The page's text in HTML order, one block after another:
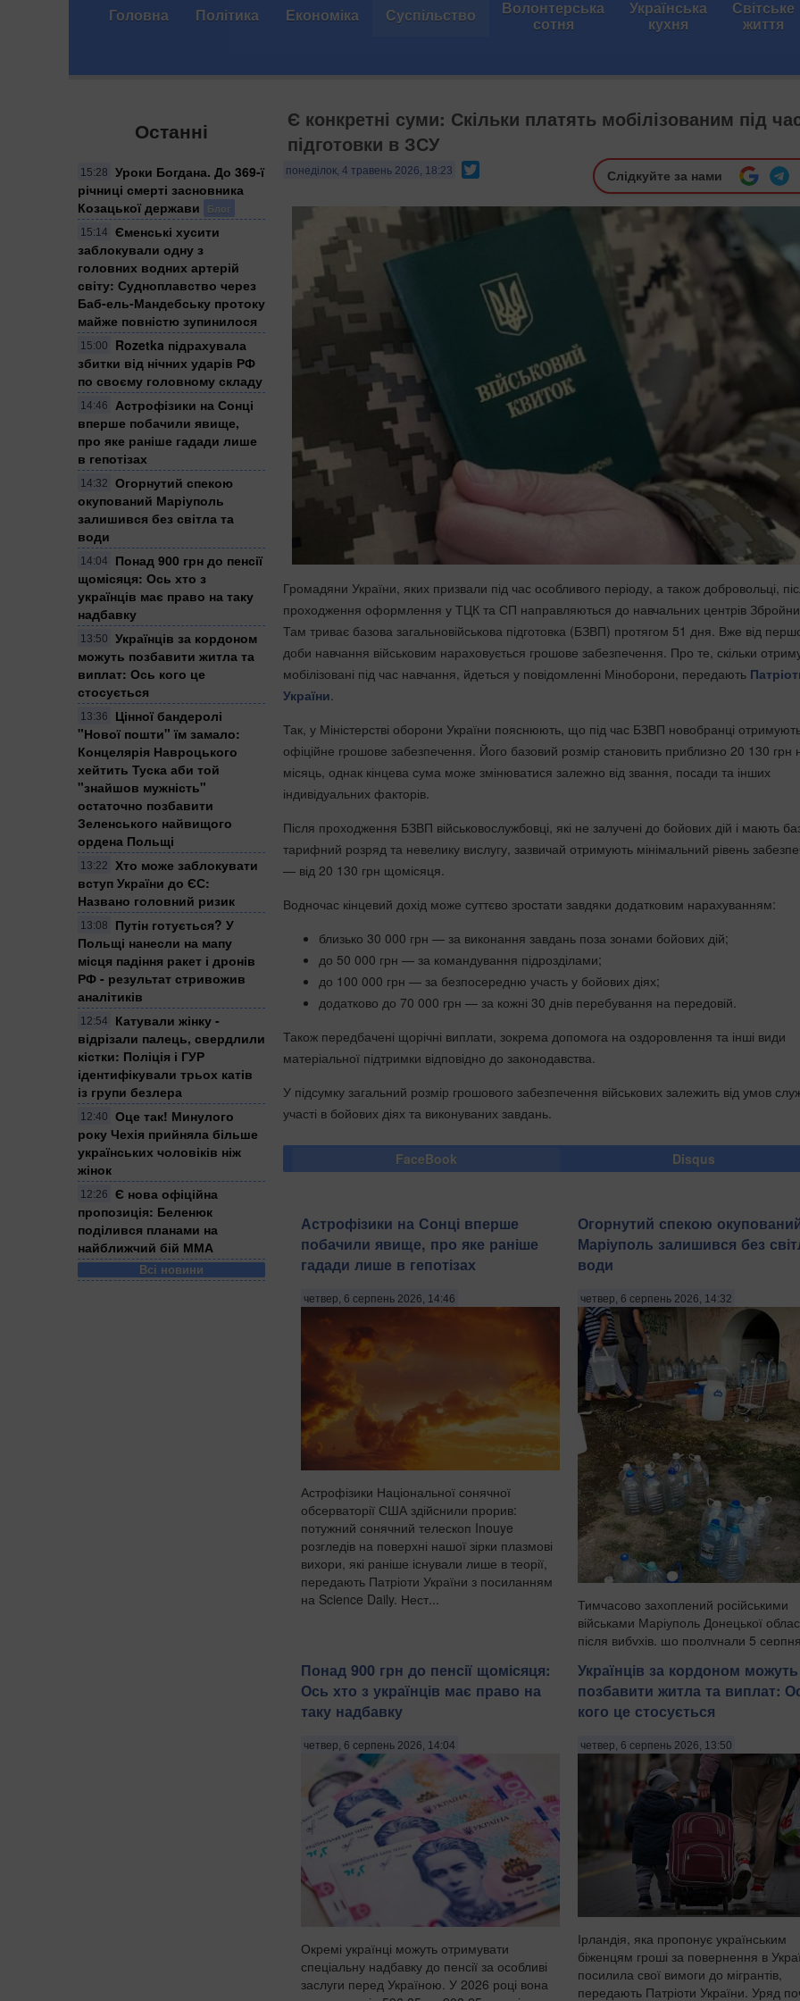
Головна Політика Економіка Суспільство Волонтерська
сотня
Українська
кухня
Світське
життя
Останні
15:28
Уроки Богдана. До 369-ї
річниці смерті засновника
Козацької держави
Блог
15:14
Єменські хусити
заблокували одну з
головних водних артерій
світу: Судноплавство через
Баб-ель-Мандебську протоку
майже повністю зупинилося
15:00
Rozetka підрахувала
збитки від нічних ударів РФ
по своєму головному складу
14:46
Астрофізики на Сонці
вперше побачили явище,
про яке раніше гадади лише
в гепотізах
14:32
Огорнутий спекою
окупований Маріуполь
залишився без світла та
води
14:04
Понад 900 грн до пенсії
щомісяця: Ось хто з
українців має право на таку
надбавку
13:50
Українців за кордоном
можуть позбавити житла та
виплат: Ось кого це
стосується
13:36
Цінної бандеролі
"Нової пошти" їм замало:
Концелярія Навроцького
хейтить Туска аби той
"знайшов мужність"
остаточно позбавити
Зеленського найвищого
ордена Польщі
13:22
Хто може заблокувати
вступ України до ЄС:
Названо головний ризик
13:08
Путін готується? У
Польщі нанесли на мапу
місця падіння ракет і дронів
РФ - результат стривожив
аналітиків
12:54
Катували жінку -
відрізали палець, свердлили
кістки: Поліція і ГУР
ідентифікували трьох катів
із групи безлера
12:40
Оце так! Минулого
року Чехія прийняла більше
українських чоловіків ніж
жінок
12:26
Є нова офіційна
пропозиція: Беленюк
поділився планами на
найближчий бій ММА
Всі новини
Є конкретні суми: Скільки платять мобілізованим під
підготовки в ЗСУ
понеділок, 4 травень 2026, 18:23 Слідкуйте за нами
Громадяни України, яких призвали під час особливого періоду, а також добровольці,
проходження оформлення у ТЦК та СП направляються до навчальних центрів
Там триває базова загальновійськова підготовка (БЗВП) протягом 51 дня. Вже від
доби навчання військовим нараховується грошове забезпечення. Про те, скільки
мобілізовані під час навчання, йдеться у повідомленні Міноборони, передають
України
Так, у Міністерстві оборони України пояснюють, що під час БЗВП новобранці
офіційне грошове забезпечення. Його базовий розмір становить приблизно 20 130 грн
місяць, однак кінцева сума може змінюватися залежно від звання, посади та інших
індивідуальних факторів.
Після проходження БЗВП військовослужбовці, які не залучені до бойових дій і мають
тарифний розряд та невелику вислугу, зазвичай отримують мінімальний рівень
— від 20 130 грн щомісяця.
Водночас кінцевий дохід може суттєво зростати завдяки додатковим нарахуванням:
близько 30 000 грн — за виконання завдань поза зонами бойових дій;
до 50 000 грн — за командування підрозділами;
до 100 000 грн — за безпосередню участь у бойових діях;
додатково до 70 000 грн — за кожні 30 днів перебування на передовій.
Також передбачені щорічні виплати, зокрема допомога на оздоровлення та інші види
матеріальної підтримки відповідно до законодавства.
У підсумку загальний розмір грошового забезпечення військових залежить від умов
участі в бойових діях та виконуваних завдань.
FaceBook Disqus
Астрофізики на Сонці вперше
побачили явище, про яке раніше
гадади лише в гепотізах
четвер, 6 серпень 2026, 14:46
Астрофізики Національної сонячної
обсерваторії США здійснили прорив:
потужний сонячний телескоп Inouye
розгледів на поверхні нашої зірки плазмові
вихори, які раніше існували лише в теорії,
передають Патріоти України з посиланням
на Science Daily. Нест...
Огорнутий спекою
Маріуполь залишився без
води
четвер, 6 серпень 2026, 14:32
Тимчасово захоплений російськими
військами Маріуполь Донецької
після вибухів, що пролунали 5
води, передають Патріоти України з
посиланням на легітимну
міську раду. . "У тимчасо...
Понад 900 грн до пенсії щомісяця:
Ось хто з українців має право на
таку надбавку
четвер, 6 серпень 2026, 14:04
Окремі українці можуть отримувати
спеціальну надбавку до пенсії за особливі
заслуги перед Україною. У 2026 році вона
Українців за кордоном можуть
позбавити житла та виплат:
кого це стосується
четвер, 6 серпень 2026, 13:50
Ірландія, яка пропонує українським
біженцям гроші за повернення в
посилила свої вимоги до мігрантів,
передають Патріоти України. Уряд